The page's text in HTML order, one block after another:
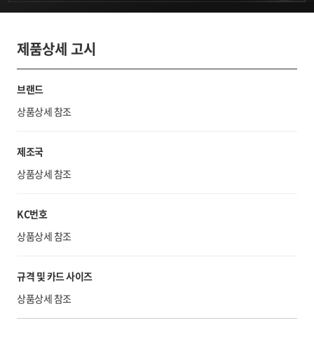
제품상세 고시
브랜드
상품상세 참조
제조국
상품상세 참조
KC번호
상품상세 참조
규격 및 카드 사이즈
상품상세 참조